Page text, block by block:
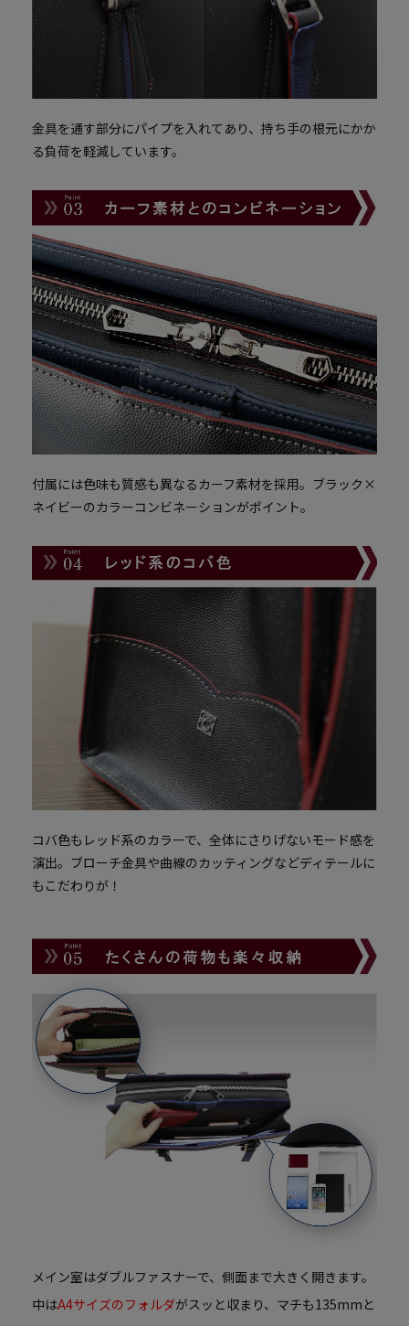
金具を通す部分にパイプを入れてあり、持ち手の根元にかか
る負荷を軽減しています。
付属には色味も質感も異なるカーフ素材を採用。 ブラック×
ネイビーのカラーコンビネーションがポイント。
コバ色もレッド系のカラーで、全体にさりげないモード感を
演出。 ブローチ金具や曲線のカッティングなどディテールに
もこだわりが！
メイン室はダブルファスナーで、側面まで大きく開きます。
中はA4サイズのフォルダがスッと収まり、マチも135mmと